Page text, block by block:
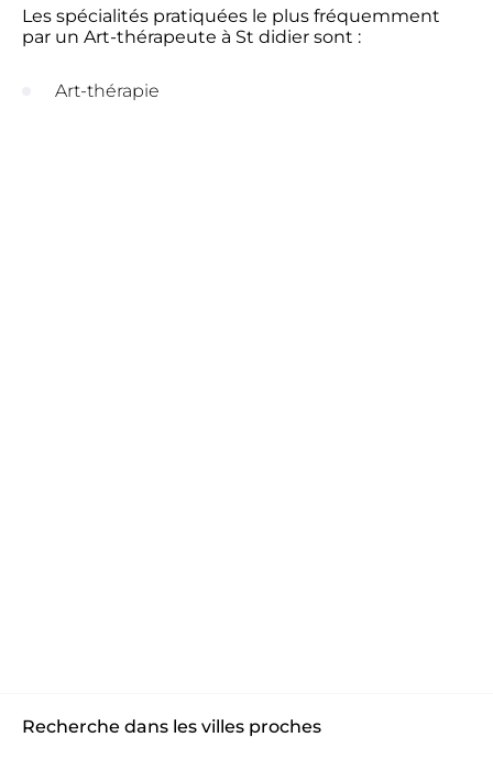
Les spécialités pratiquées le plus fréquemment
par un Art-thérapeute à St didier sont :
Art-thérapie
Recherche dans les villes proches